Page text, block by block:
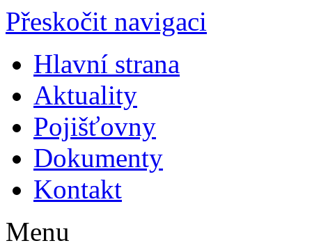
Přeskočit navigaci
Hlavní strana
Aktuality
Pojišťovny
Dokumenty
Kontakt
Menu